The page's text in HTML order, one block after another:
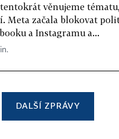
tentokrát věnujeme
Meta začala blokovat
a Instagramu a...
DALŠÍ ZPRÁVY